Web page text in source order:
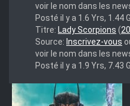
voir le nom dans les
Posté il y a 1.6 Yrs, 1.44
DL.DDP5.1.H.264-
Titre: Lady Scorpions (
Source: Inscrivez-vous
voir le nom dans les
Posté il y a 1.9 Yrs, 7.43